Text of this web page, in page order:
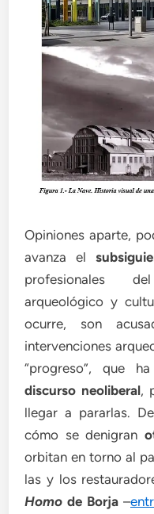
Opiniones aparte,
avanza el
profesionales
arqueológico y
ocurre, son
intervenciones
“progreso”, que
discurso neoliberal,
llegar a pararlas.
cómo se denigran
orbitan en torno al
las y los
Homode Borja –